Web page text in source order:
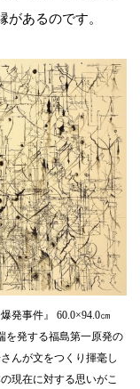
あるのです。
発事件』 60.0×94.0㎝
を発する福島第一原発の
んが文をつくり揮毫し
現在に対する思いがこ